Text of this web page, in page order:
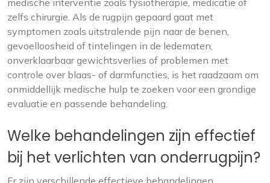
medische interventie zoals fysiotherapie, medicatie of
zelfs chirurgie. Als de rugpijn gepaard gaat met
symptomen zoals uitstralende pijn naar de benen,
gevoelloosheid of tintelingen in de ledematen,
onverklaarbaar gewichtsverlies of problemen met
controle over blaas- of darmfuncties, is het raadzaam om
onmiddellijk medische hulp te zoeken voor een grondige
evaluatie en passende behandeling.
Welke behandelingen zijn effectief
bij het verlichten van onderrugpijn?
Er zijn verschillende effectieve behandelingen